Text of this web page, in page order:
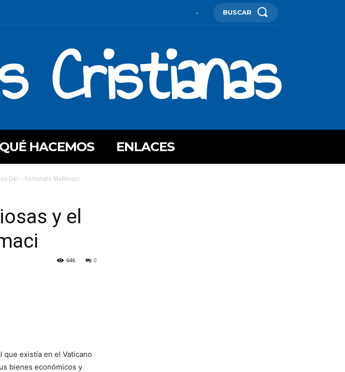
- BUSCAR
Cristianas
QUÉ HACEMOS ENLACES
Dei -- Fortunato Mallimaci
y el
0
646
existía en el Vaticano
bienes económicos y